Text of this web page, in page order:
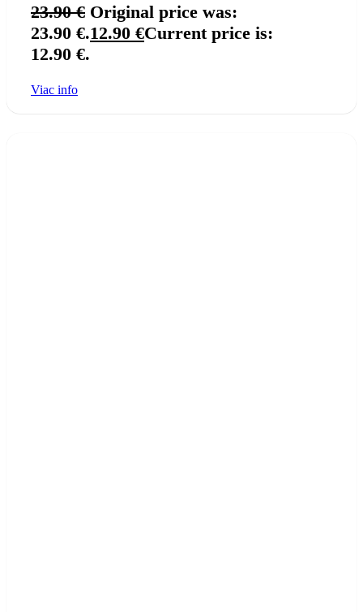
23.90€ Original price was:
23.90 €.12.90 €Current price is:
12.90 €.
Viac info